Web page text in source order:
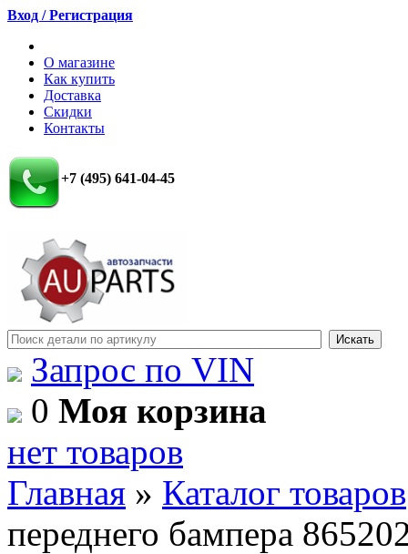
Вход / Регистрация
О магазине
Как купить
Доставка
Скидки
Контакты
+7 (495) 641-04-45
Запрос по VIN
0 Моя корзина
нет товаров
Главная » Каталог товаров
переднего бампера